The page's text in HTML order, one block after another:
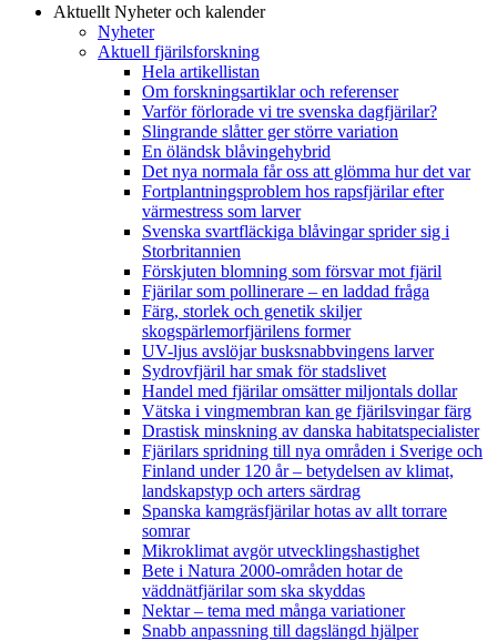
Aktuellt Nyheter och kalender
Nyheter
Aktuell fjärilsforskning
Hela artikellistan
Om forskningsartiklar och referenser
Varför förlorade vi tre svenska dagfjärilar?
Slingrande slåtter ger större variation
En öländsk blåvingehybrid
Det nya normala får oss att glömma hur det var
Fortplantningsproblem hos rapsfjärilar efter
värmestress som larver
Svenska svartfläckiga blåvingar sprider sig i
Storbritannien
Förskjuten blomning som försvar mot fjäril
Fjärilar som pollinerare – en laddad fråga
Färg, storlek och genetik skiljer
skogspärlemorfjärilens former
UV-ljus avslöjar busksnabbvingens larver
Sydrovfjäril har smak för stadslivet
Handel med fjärilar omsätter miljontals dollar
Vätska i vingmembran kan ge fjärilsvingar färg
Drastisk minskning av danska habitatspecialister
Fjärilars spridning till nya områden i Sverige och
Finland under 120 år– betydelsen av klimat,
landskapstyp och arters särdrag
Spanska kamgräsfjärilar hotas av allt torrare
somrar
Mikroklimat avgör utvecklingshastighet
Bete i Natura 2000-områden hotar de
väddnätfjärilar som ska skyddas
Nektar – tema med många variationer
Snabb anpassning till dagslängd hjälper